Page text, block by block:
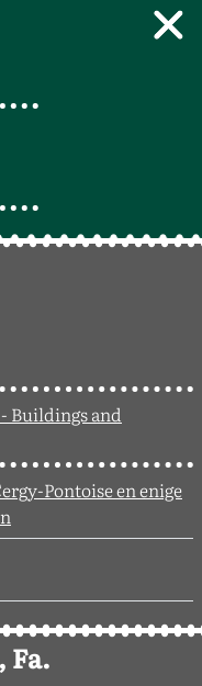
Buildings and
Pontoise en enige